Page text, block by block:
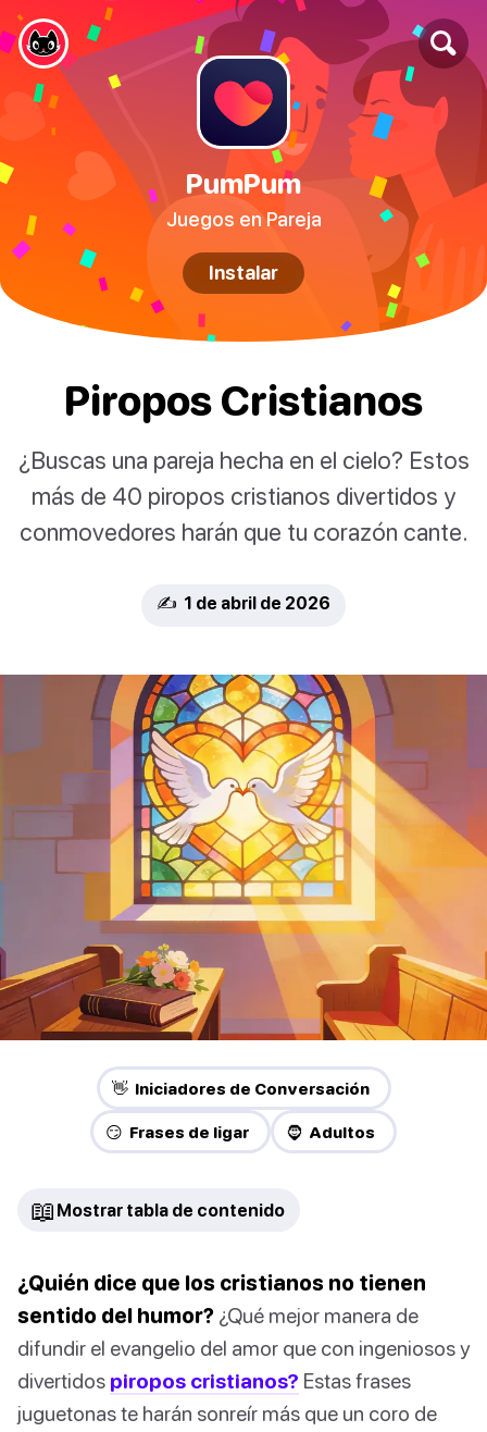
PumPum
Juegos en Pareja
Instalar
Piropos Cristianos
¿Buscas una pareja hecha en el cielo? Estos
más de 40 piropos cristianos divertidos y
conmovedores harán que tu corazón cante.
✍️ 1 de abril de 2026
👋 Iniciadores de Conversación
😏 Frases de ligar 🧔 Adultos
📖 Mostrar tabla de contenido
¿Quién dice que los cristianos no tienen
sentido del humor? ¿Qué mejor manera de
difundir el evangelio del amor que con ingeniosos y
divertidos piropos cristianos? Estas frases
juguetonas te harán sonreír más que un coro de